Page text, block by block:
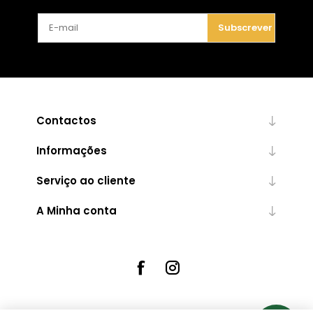
Subscrever
Contactos
Informações
Serviço ao cliente
A Minha conta